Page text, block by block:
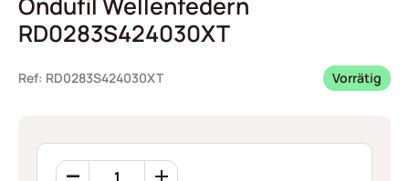
RD0283S424030XT
Ref: RD0283S424030XT Vorrätig
Ondufil